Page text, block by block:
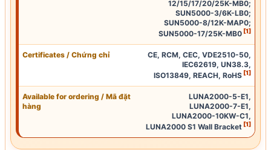
12/15/17/20/25K-MB0;
SUN5000-3/6K-LB0;
SUN5000-8/12K-MAP0;
SUN5000-17/25K-MB0 [1]
Certificates / Chứng chỉ CE, RCM, CEC, VDE2510-50,
IEC62619, UN38.3,
ISO13849, REACH, RoHS [1]
Available for ordering / Mã đặt
hàng
LUNA2000-5-E1,
LUNA2000-7-E1,
LUNA2000-10KW-C1,
LUNA2000 S1 Wall Bracket [1]